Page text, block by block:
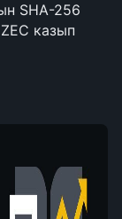
SHA-256
казып